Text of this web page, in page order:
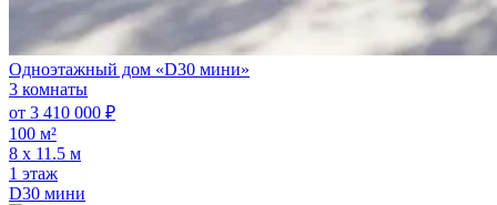
Одноэтажный дом «D30 мини»
3 комнаты
от 3 410 000 ₽
100 м²
8 х 11.5 м
1 этаж
D30 мини